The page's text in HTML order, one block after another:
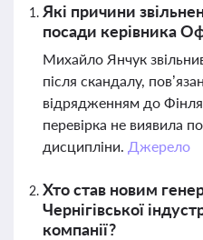
Які причини
посади керівника
Михайло Янчук
після скандалу,
відрядженням до
перевірка не виявила
дисципліни. Джерело
Хто став новим
Чернігівської
компанії?